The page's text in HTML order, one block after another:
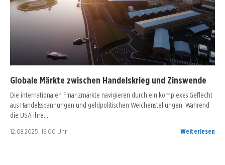
Globale Märkte zwischen Handelskrieg und Zinswende
Die internationalen Finanzmärkte navigieren durch ein komplexes Geflecht
aus Handelsspannungen und geldpolitischen Weichenstellungen. Während
die USA ihre…
12.08.2025, 16:00 Uhr Weiterlesen